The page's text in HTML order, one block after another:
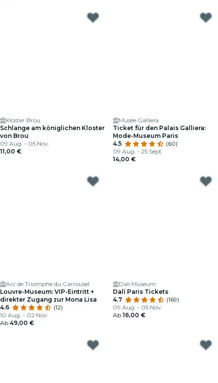
Kloster Brou
Schlange am königlichen Kloster
von Brou
09 Aug. - 05 Nov.
11,00 €
Musée Galliera
Ticket für den Palais Galliera:
Mode-Museum Paris
4.5
(60)
09 Aug. - 25 Sept.
14,00 €
Arc de Triomphe du Carrousel
Louvre-Museum: VIP-Eintritt +
direkter Zugang zur Mona Lisa
4.6
(12)
10 Aug. - 02 Nov.
Ab 49,00 €
Dali Museum
Dalí Paris Tickets
4.7
(169)
09 Aug. - 05 Nov.
Ab 16,00 €